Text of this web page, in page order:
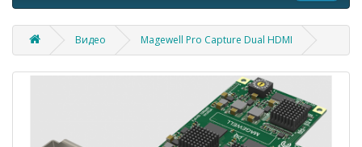
Видео Magewell Pro Capture Dual HDMI